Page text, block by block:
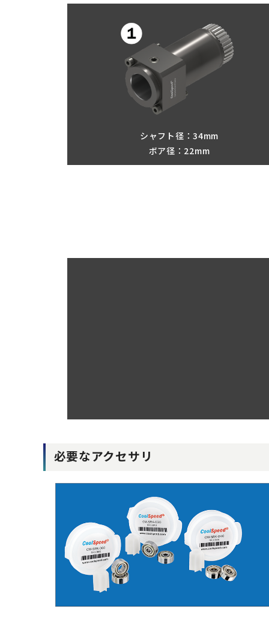
シャフト径：34mm
ボア径：22mm
必要なアクセサリ